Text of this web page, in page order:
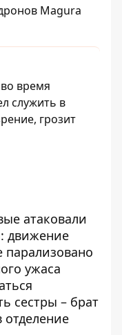
Magura
время
служить в
грозит
атаковали
движение
парализовано
ужаса
сестры – брат
отделение